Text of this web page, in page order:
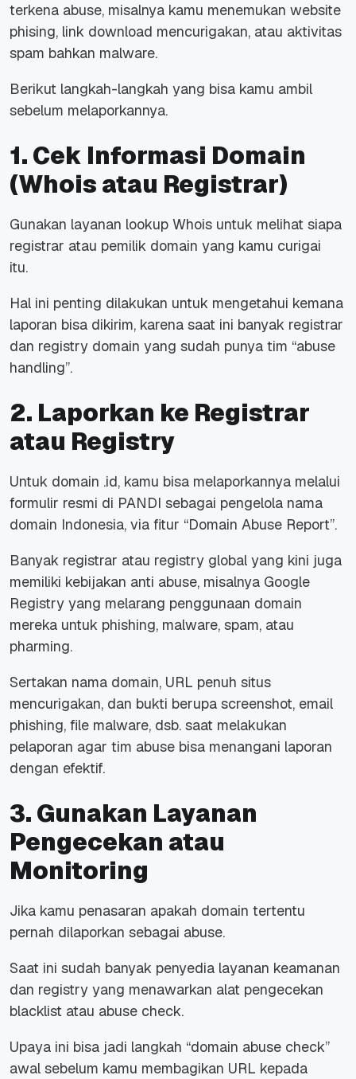
terkena abuse, misalnya kamu menemukan website
phising, link download mencurigakan, atau aktivitas
spam bahkan malware.
Berikut langkah-langkah yang bisa kamu ambil
sebelum melaporkannya.
1. Cek Informasi Domain
(Whois atau Registrar)
Gunakan layanan lookup Whois untuk melihat siapa
registrar atau pemilik domain yang kamu curigai
itu.
Hal ini penting dilakukan untuk mengetahui kemana
laporan bisa dikirim, karena saat ini banyak registrar
dan registry domain yang sudah punya tim “abuse
handling”.
2. Laporkan ke Registrar
atau Registry
Untuk domain .id, kamu bisa melaporkannya melalui
formulir resmi di PANDI sebagai pengelola nama
domain Indonesia, via fitur “Domain Abuse Report”.
Banyak registrar atau registry global yang kini juga
memiliki kebijakan anti abuse, misalnya Google
Registry yang melarang penggunaan domain
mereka untuk phishing, malware, spam, atau
pharming.
Sertakan nama domain, URL penuh situs
mencurigakan, dan bukti berupa screenshot, email
phishing, file malware, dsb. saat melakukan
pelaporan agar tim abuse bisa menangani laporan
dengan efektif.
3. Gunakan Layanan
Pengecekan atau
Monitoring
Jika kamu penasaran apakah domain tertentu
pernah dilaporkan sebagai abuse.
Saat ini sudah banyak penyedia layanan keamanan
dan registry yang menawarkan alat pengecekan
blacklist atau abuse check.
Upaya ini bisa jadi langkah “domain abuse check”
awal sebelum kamu membagikan URL kepada